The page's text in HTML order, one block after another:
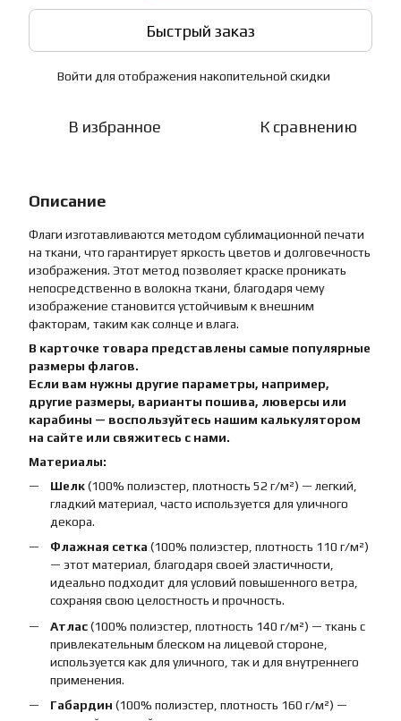
Быстрый заказ
Войти для отображения накопительной скидки
В избранное К сравнению
Описание
Флаги изготавливаются методом сублимационной печати
на ткани, что гарантирует яркость цветов и долговечность
изображения. Этот метод позволяет краске проникать
непосредственно в волокна ткани, благодаря чему
изображение становится устойчивым к внешним
факторам, таким как солнце и влага.
В карточке товара представлены самые популярные
размеры флагов.
Если вам нужны другие параметры, например,
другие размеры, варианты пошива, люверсы или
карабины — воспользуйтесь нашим калькулятором
на сайте или свяжитесь с нами.
Материалы:
Шелк(100% полиэстер, плотность 52 г/м²) — легкий,
гладкий материал, часто используется для уличного
декора.
Флажная сетка (100% полиэстер, плотность 110 г/м²)
— этот материал, благодаря своей эластичности,
идеально подходит для условий повышенного ветра,
сохраняя свою целостность и прочность.
Атлас(100% полиэстер, плотность 140 г/м²) — ткань с
привлекательным блеском на лицевой стороне,
используется как для уличного, так и для внутреннего
применения.
Габардин (100% полиэстер, плотность 160 г/м²) —